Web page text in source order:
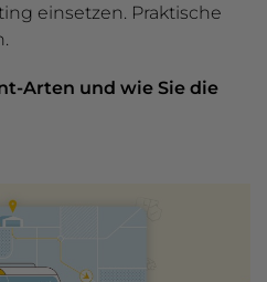
einsetzen. Praktische
Arten und wie Sie die